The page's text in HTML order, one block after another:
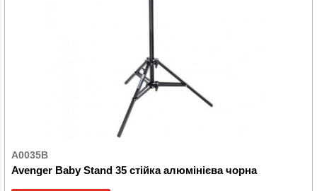
A0035B
Avenger Baby Stand 35 стійка алюмінієва чорна